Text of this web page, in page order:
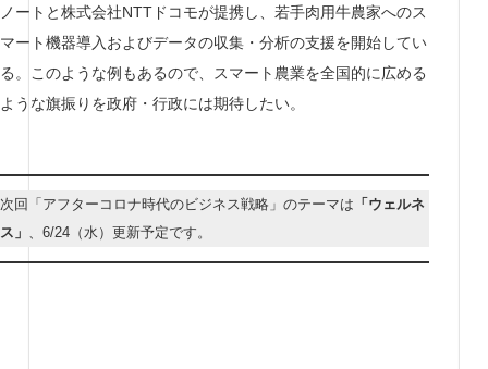
ノートと株式会社NTTドコモが提携し、若手肉用牛農家へのス
マート機器導入およびデータの収集・分析の支援を開始してい
る。このような例もあるので、スマート農業を全国的に広める
ような旗振りを政府・行政には期待したい。
次回「アフターコロナ時代のビジネス戦略」のテーマは 「ウェルネ
ス」
、6/24（水）更新予定です。